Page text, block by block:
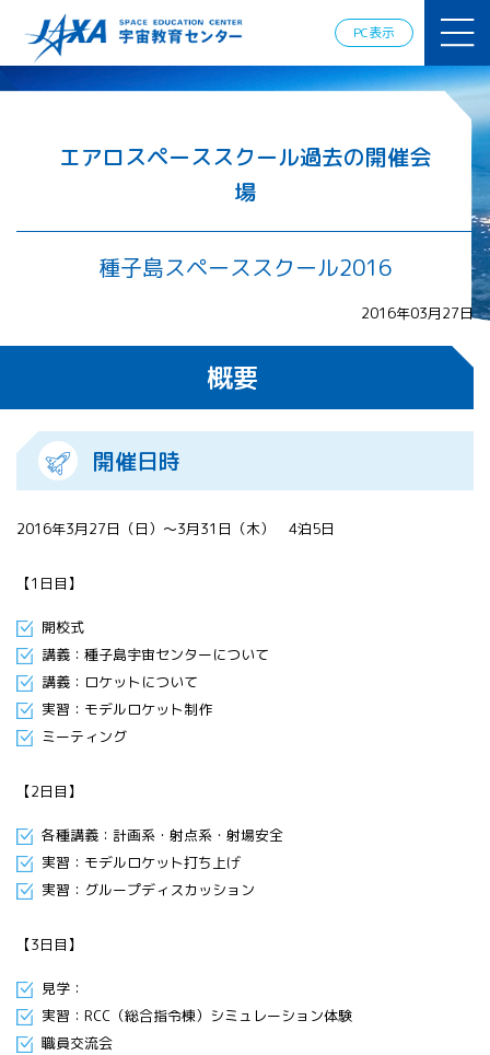
PC表示
ミー
ロスペース
情報の発
信
宇宙を活用
体験的学
際）
APRSAF（ア
ジア太平洋
地域宇宙機
APRSAF宇宙
ターコンテ
遣プログラ
ム
エアロスペーススクール過去の開催会
場
種子島スペーススクール2016
2016年03月27日
概要
開催日時
2016年3月27日（日）～3月31日（木） 4泊5日
【1日目】
開校式
講義：種子島宇宙センターについて
講義：ロケットについて
実習：モデルロケット制作
ミーティング
【2日目】
各種講義：計画系・射点系・射場安全
実習：モデルロケット打ち上げ
実習：グループディスカッション
【3日目】
見学：
実習：RCC（総合指令棟）シミュレーション体験
職員交流会